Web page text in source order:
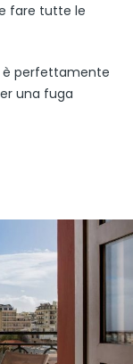
fare tutte le
è perfettamente
una fuga